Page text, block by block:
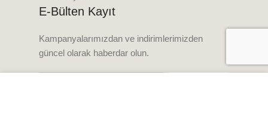
E-Bülten Kayıt
Kampanyalarımızdan ve indirimlerimizden
güncel olarak haberdar olun.